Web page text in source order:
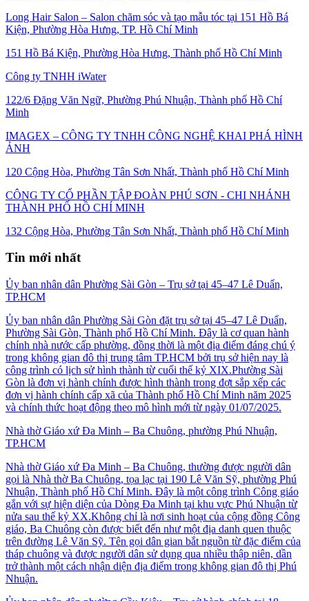
Long Hair Salon – Salon chăm sóc và tạo mẫu tóc tại 151 Hồ Bá
Kiện, Phường Hòa Hưng, TP. Hồ Chí Minh
151 Hồ Bá Kiện, Phường Hòa Hưng, Thành phố Hồ Chí Minh
Công ty TNHH iWater
122/6 Đặng Văn Ngữ, Phường Phú Nhuận, Thành phố Hồ Chí
Minh
IMAGEX – CÔNG TY TNHH CÔNG NGHỆ KHAI PHÁ HÌNH
ẢNH
120 Cộng Hòa, Phường Tân Sơn Nhất, Thành phố Hồ Chí Minh
CÔNG TY CỔ PHẦN TẬP ĐOÀN PHÚ SƠN - CHI NHÁNH
THÀNH PHỐ HỒ CHÍ MINH
132 Cộng Hòa, Phường Tân Sơn Nhất, Thành phố Hồ Chí Minh
Tin mới nhất
Ủy ban nhân dân Phường Sài Gòn – Trụ sở tại 45–47 Lê Duẩn,
TP.HCM
Ủy ban nhân dân Phường Sài Gòn đặt trụ sở tại 45–47 Lê Duẩn,
Phường Sài Gòn, Thành phố Hồ Chí Minh. Đây là cơ quan hành
chính nhà nước cấp phường, đồng thời là một địa điểm đáng chú ý
trong không gian đô thị trung tâm TP.HCM bởi trụ sở hiện nay là
công trình có lịch sử hình thành từ cuối thế kỷ XIX.Phường Sài
Gòn là đơn vị hành chính được hình thành trong đợt sắp xếp các
đơn vị hành chính cấp xã của Thành phố Hồ Chí Minh năm 2025
và chính thức hoạt động theo mô hình mới từ ngày 01/07/2025.
Nhà thờ Giáo xứ Đa Minh – Ba Chuông, phường Phú Nhuận,
TP.HCM
Nhà thờ Giáo xứ Đa Minh – Ba Chuông, thường được người dân
gọi là Nhà thờ Ba Chuông, tọa lạc tại 190 Lê Văn Sỹ, phường Phú
Nhuận, Thành phố Hồ Chí Minh. Đây là một công trình Công giáo
gắn với sự hiện diện của Dòng Đa Minh tại khu vực Phú Nhuận từ
nửa sau thế kỷ XX.Không chỉ là nơi sinh hoạt của cộng đồng Công
giáo, Ba Chuông còn được biết đến như một địa danh quen thuộc
trên đường Lê Văn Sỹ. Tên gọi dân gian bắt nguồn từ đặc điểm của
tháp chuông và được người dân sử dụng qua nhiều thập niên, dần
trở thành một cách nhận diện địa điểm trong không gian đô thị Phú
Nhuận.